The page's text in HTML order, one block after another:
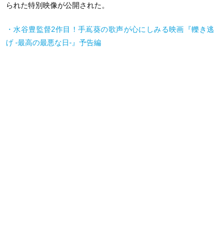
られた特別映像が公開された。
・水谷豊監督2作目！手嶌葵の歌声が心にしみる映画『轢き逃
げ -最高の最悪な日-』予告編